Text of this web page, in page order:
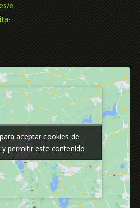
e
aceptar cookies de
permitir este contenido
aceptar cookies de
permitir este contenido